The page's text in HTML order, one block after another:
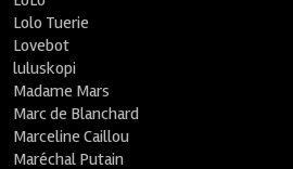
Lolo Tuerie
Lovebot
luluskopi
Madame Mars
Marc de Blanchard
Marceline Caillou
Maréchal Putain